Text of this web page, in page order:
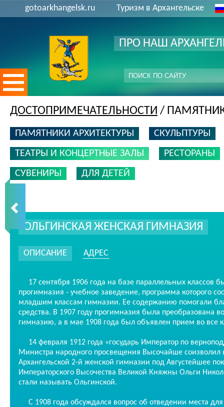
gotoarkhangelsk.ru Туризм в Архангельске
ПРО НАШ
ДОСТОПРИМЕЧАТЕЛЬНОСТИ /
ПАМЯТНИКИ АРХИТЕКТУРЫ
СКУЛЬПТУРЫ
ТЕАТРЫ И КОНЦЕРТНЫЕ ЗАЛЫ
РЕСТОРАНЫ
СУВЕНИРЫ
ДЛЯ ДЕТЕЙ
ОЛЬГИНСКАЯ ЖЕНСКАЯ ГИМНАЗИЯ
ОПИСАНИЕ АДРЕС
17 сентября 1906 года на базе параллельных классов
прогимназия - учебное заведение, программа которого
младшим классам гимназии. Ее содержанию помогали
средства. В 1907 году прогимназия была преобразована
гимназию, а в мае 1908 года был объявлен прием во все
14 февраля 1912 года «государь Император по
Министра народного просвещения Высочайше соизволил
Архангельской 2-й женской гимназии под Августейшее
Императорского Высочества Великой Княжны Ольги
стали называть Ольгинской.
С 1908 года обсуждался вопрос об отведении места для